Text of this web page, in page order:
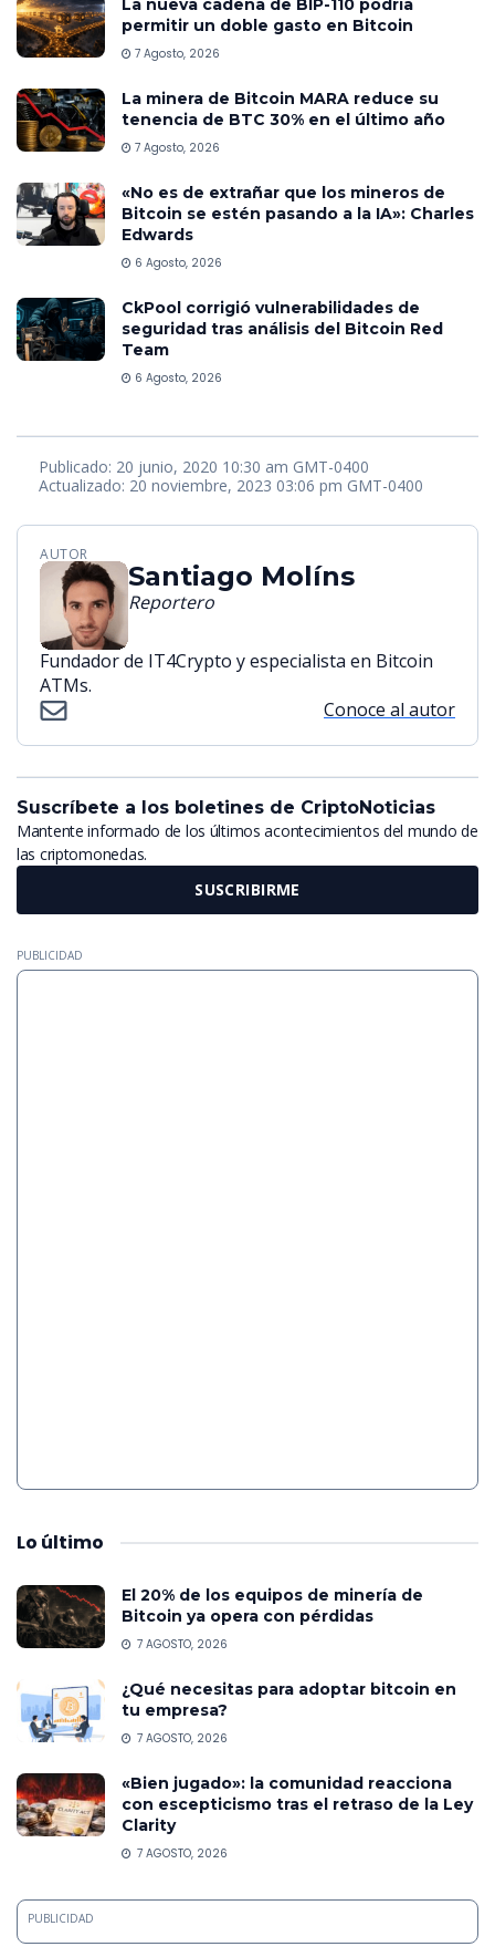
La nueva cadena de BIP-110 podría
permitir un doble gasto en Bitcoin
7 Agosto, 2026
La minera de Bitcoin MARA reduce su
tenencia de BTC 30% en el último año
7 Agosto, 2026
«No es de extrañar que los mineros de
Bitcoin se estén pasando a la IA»: Charles
Edwards
6 Agosto, 2026
CkPool corrigió vulnerabilidades de
seguridad tras análisis del Bitcoin Red
Team
6 Agosto, 2026
Publicado: 20 junio, 2020 10:30 am GMT-0400
Actualizado: 20 noviembre, 2023 03:06 pm GMT-0400
AUTOR
Santiago Molíns
Reportero
Fundador de IT4Crypto y especialista en Bitcoin
ATMs.
Conoce al autor
Suscríbete a los boletines de CriptoNoticias
Mantente informado de los últimos acontecimientos del mundo de
las criptomonedas.
SUSCRIBIRME
PUBLICIDAD
Lo último
El 20% de los equipos de minería de
Bitcoin ya opera con pérdidas
7 AGOSTO, 2026
¿Qué necesitas para adoptar bitcoin en
tu empresa?
7 AGOSTO, 2026
«Bien jugado»: la comunidad reacciona
con escepticismo tras el retraso de la Ley
Clarity
7 AGOSTO, 2026
PUBLICIDAD